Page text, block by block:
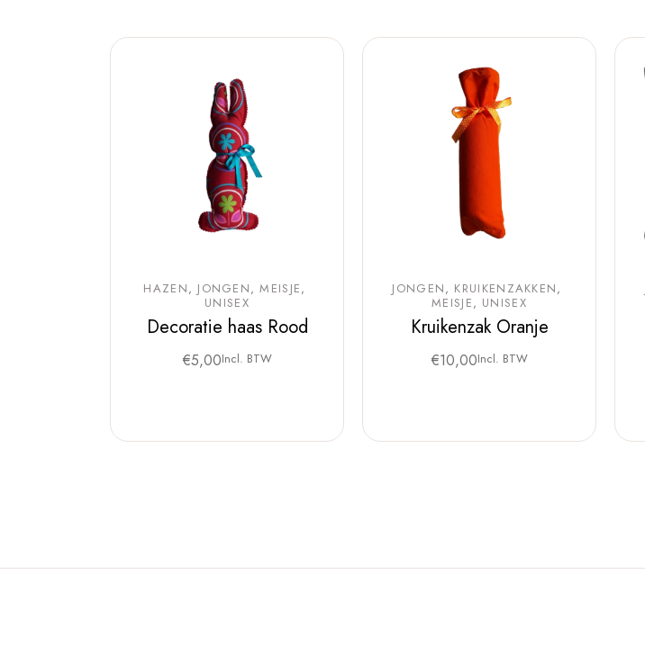
HAZEN JONGEN
MEISJE
UNISEX
Decoratie haas Rood
€5,00Incl. BTW
JONGEN
KRUIKENZAKKEN
MEISJE
UNISEX
Kruikenzak Oranje
€10,00Incl. BTW